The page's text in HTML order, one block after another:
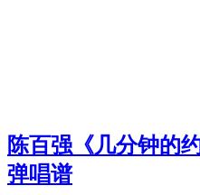
陈百强《几分钟的
弹唱谱